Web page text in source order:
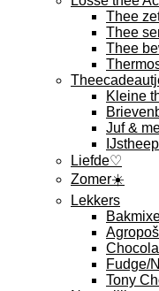
Thee
Thee
Thee
Kleine
Juf &
Liefde♡
Zomer☀️
Lekkers
Fudge/
Tony